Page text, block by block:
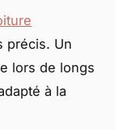
précis. Un
lors de longs
à la